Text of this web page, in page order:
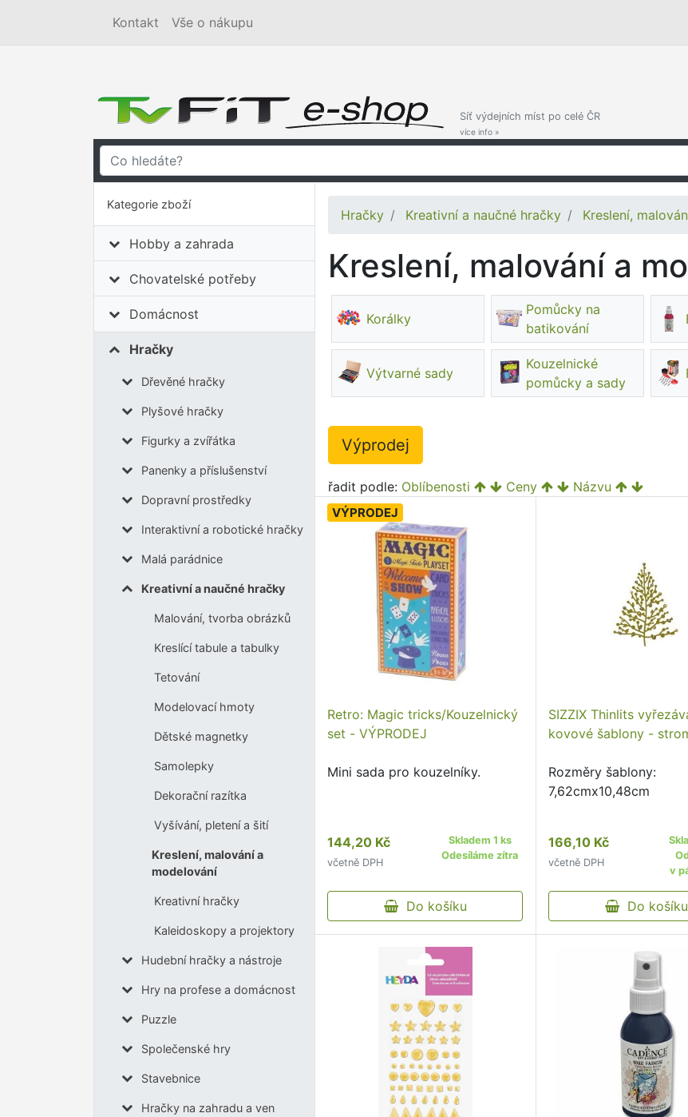
Kontakt Vše o nákupu
Síť výdejních míst po celé ČR
více info »
Kategorie zboží
Hobby a zahrada
Chovatelské potřeby
Domácnost
Hračky
Dřevěné hračky
Plyšové hračky
Figurky a zvířátka
Panenky a příslušenství
Dopravní prostředky
Interaktivní a robotické hračky
Malá parádnice
Kreativní a naučné hračky
Malování, tvorba obrázků
Kreslící tabule a tabulky
Tetování
Modelovací hmoty
Dětské magnetky
Samolepky
Dekorační razítka
Vyšívání, pletení a šití
Kreslení, malování a
modelování
Kreativní hračky
Kaleidoskopy a projektory
Hudební hračky a nástroje
Hry na profese a domácnost
Puzzle
Společenské hry
Stavebnice
Hračky na zahradu a ven
Hračky Kreativní a naučné hračky Kreslení,
Kreslení, malování a
Korálky
Pomůcky na
batikování
Výtvarné sady
Kouzelnické
pomůcky a sady
Výprodej
řadit podle: Oblíbenosti Ceny Názvu
VÝPRODEJ
Retro: Magic tricks/Kouzelnický
set - VÝPRODEJ
Mini sada pro kouzelníky.
144,20 Kč
včetně DPH
Skladem 1 ks
Odesíláme zítra
Do košíku
SIZZIX Thinlits
kovové šablony -
Rozměry šablony:
7,62cmx10,48cm
166,10 Kč
včetně DPH
v
Do košíku